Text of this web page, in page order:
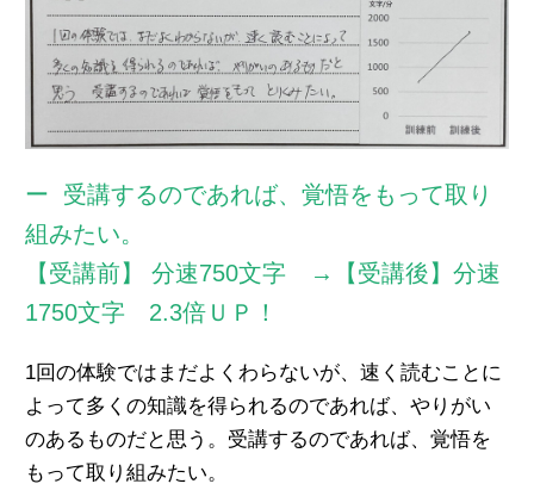
受講するのであれば、覚悟をもって取り
組みたい。
【受講前】 分速750文字 →【受講後】分速
1750文字 2.3倍ＵＰ！
1回の体験ではまだよくわらないが、速く読むことに
よって多くの知識を得られるのであれば、やりがい
のあるものだと思う。受講するのであれば、覚悟を
もって取り組みたい。